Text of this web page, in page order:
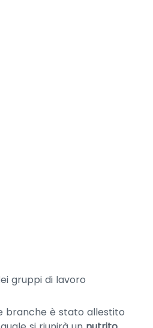
gruppi di lavoro
branche è stato allestito